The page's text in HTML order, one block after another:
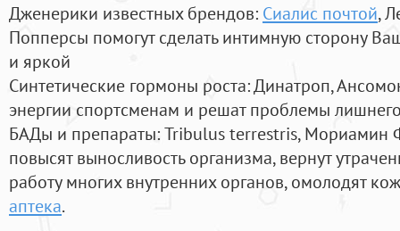
Дженерики известных брендов: Сиалис почтой,
Попперсы помогут сделать интимную сторону
и яркой
Синтетические гормоны роста: Динатроп,
энергии спортсменам и решат проблемы
БАДы и препараты:Tribulus terrestris, Мориамин
повысят выносливость организма, вернут
работу многих внутренних органов, омолодят
аптека.